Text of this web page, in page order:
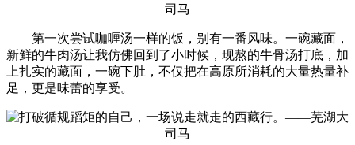
第一次尝试咖喱汤一样的饭，别有一番风味。一碗藏面，
新鲜的牛肉汤让我仿佛回到了小时候，现熬的牛骨汤打底，加
上扎实的藏面，一碗下肚，不仅把在高原所消耗的大量热量补
足，更是味蕾的享受。